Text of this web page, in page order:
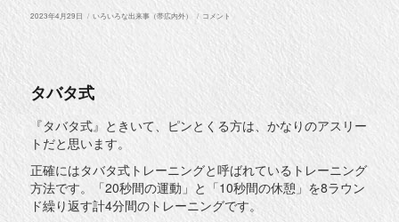
投
2023年4月29日
カ
いろいろな出来事（帯広内外）
昭
コメント
タバタ式
『タバタ式』ときいて、ピンとくる方は、かなりのアスリー
トだと思います。
正確にはタバタ式トレーニングと呼ばれているトレーニング
方法です。「20秒間の運動」と「10秒間の休憩」を8ラウン
ド繰り返す計4分間のトレーニングです。